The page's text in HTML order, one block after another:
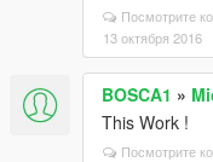
Посмотрите
13 октября 2016
BOSCA1 »
This Work !
Посмотрите